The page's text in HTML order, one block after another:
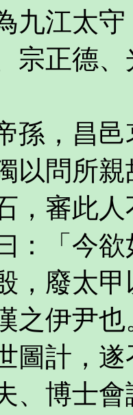
九江太
宗正德
，昌邑
以問所
，審此
：「今
，廢太
之伊尹
圖計，
、博士